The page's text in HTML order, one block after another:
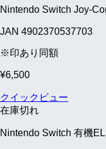
Nintendo Switch Joy-
JAN 4902370537703
※印あり同額
¥6,500
クイックビュー
在庫切れ
Nintendo Switch 有機